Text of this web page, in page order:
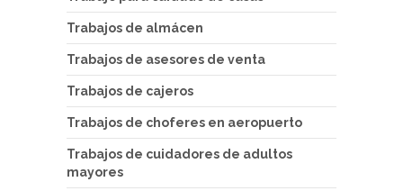
Trabajos de almácen
Trabajos de asesores de venta
Trabajos de cajeros
Trabajos de choferes en aeropuerto
Trabajos de cuidadores de adultos
mayores